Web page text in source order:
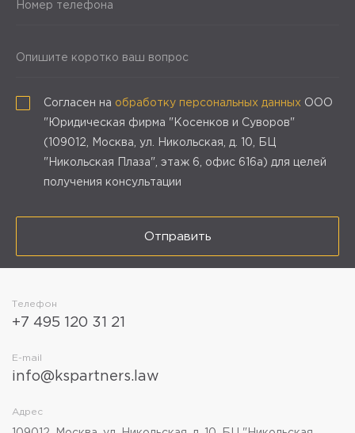
Номер телефона
Опишите коротко ваш вопрос
Согласен на обработку персональных данных ООО
"Юридическая фирма "Косенков и Суворов"
(109012, Москва, ул. Никольская, д. 10, БЦ
"Никольская Плаза", этаж 6, офис 616а) для целей
получения консультации
Отправить
Телефон
+7 495 120 31 21
E-mail
info@kspartners.law
Адрес